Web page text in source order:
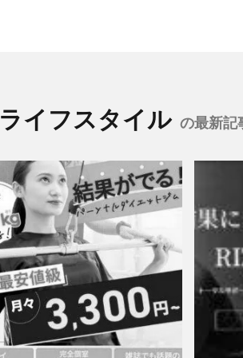
ライフスタイル の最新記